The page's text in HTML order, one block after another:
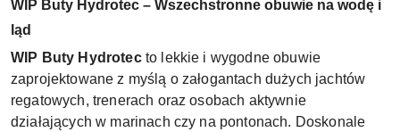
WIP Buty Hydrotec – Wszechstronne obuwie na wodę i
ląd
WIP Buty Hydrotecto lekkie i wygodne obuwie
zaprojektowane z myślą o załogantach dużych jachtów
regatowych, trenerach oraz osobach aktywnie
działających w marinach czy na pontonach. Doskonale